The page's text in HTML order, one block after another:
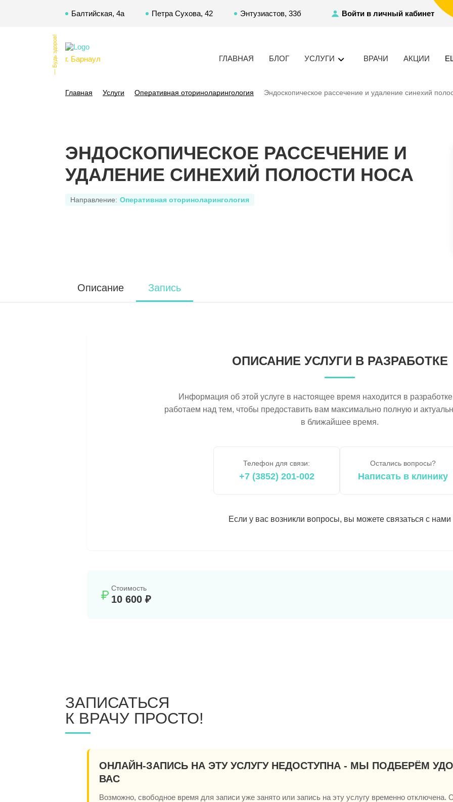
— Будь здоров! г. Барнаул ГЛАВНАЯ БЛОГ УСЛУГИ ВРАЧИ АКЦИИ
Балтийская, 4а Петра Сухова, 42 Энтузиастов, 33б Войти в личный кабинет
Главная Услуги Оперативная оториноларингология Эндоскопическое рассечение и удаление синехий
ЭНДОСКОПИЧЕСКОЕ РАССЕЧЕНИЕ И
УДАЛЕНИЕ СИНЕХИЙ ПОЛОСТИ НОСА
Направление: Оперативная оториноларингология
Описание Запись
ОПИСАНИЕ УСЛУГИ В РАЗРАБОТКЕ
Информация об этой услуге в настоящее время находится в
работаем над тем, чтобы предоставить вам максимально полную и
в ближайшее время.
Телефон для связи:
+7 (3852) 201-002
Остались вопросы?
Написать в клинику
Если у вас возникли вопросы, вы можете связаться с нами
Стоимость
10 600 ₽
ЗАПИСАТЬСЯ
К ВРАЧУ ПРОСТО!
ОНЛАЙН-ЗАПИСЬ НА ЭТУ УСЛУГУ НЕДОСТУПНА - МЫ ПОДБЕРЁМ
ВАС
Возможно, свободное время для записи уже занято или запись на эту услугу временно отключена.